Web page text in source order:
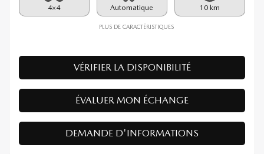
4×4 Automatique 10 km
PLUS DE CARACTÉRISTIQUES
VÉRIFIER LA DISPONIBILITÉ
ÉVALUER MON ÉCHANGE
DEMANDE D'INFORMATIONS